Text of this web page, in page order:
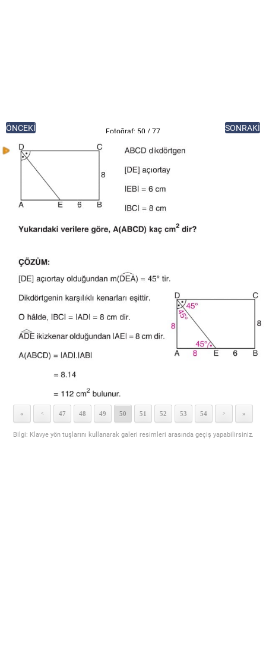
ÖNCEKİ Fotoğraf: 50 / 77 SONRAKİ
« < 47 48 49 50 51 52 53 54 > »
Bilgi: Klavye yön tuşlarını kullanarak galeri resimleri arasında geçiş yapabilirsiniz.